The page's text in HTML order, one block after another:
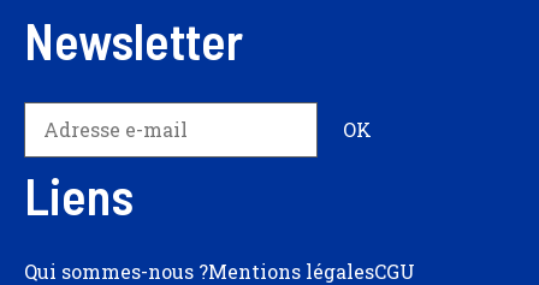
Newsletter
Liens
Qui sommes-nous ?Mentions légalesCGU